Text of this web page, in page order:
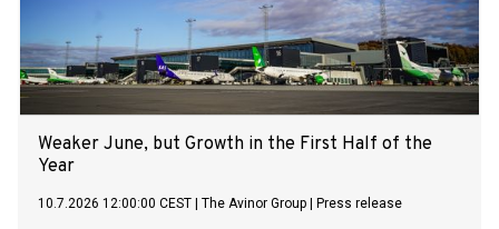
Weaker June, but Growth in the First Half of the
Year
10.7.2026 12:00:00 CEST The Avinor Group Press release